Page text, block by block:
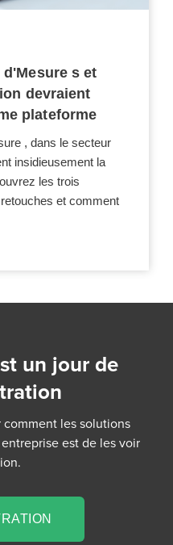
s et
devraient
plateforme
, dans le secteur
insidieusement la
les trois
et comment
un jour de
les solutions
est de les voir